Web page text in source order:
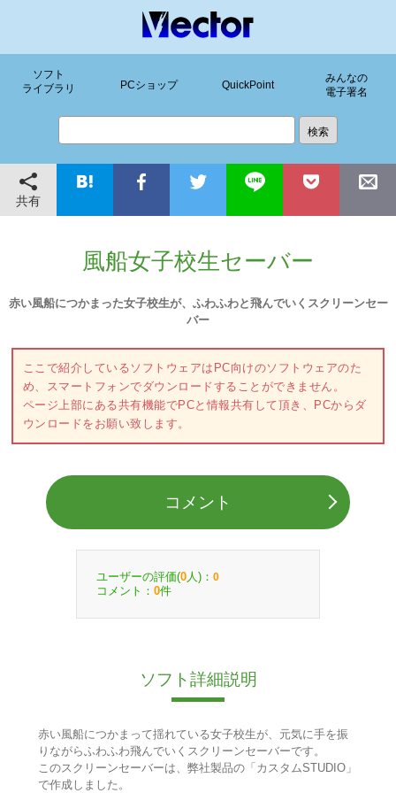
ソフト
ライブラリ
PCショップ QuickPoint
みんなの
電子署名
共有
風船女子校生セーバー
赤い風船につかまった女子校生が、ふわふわと飛んでいくスクリーンセー
バー
ここで紹介しているソフトウェアはPC向けのソフトウェアのた
め、スマートフォンでダウンロードすることができません。
ページ上部にある共有機能でPCと情報共有して頂き、PCからダ
ウンロードをお願い致します。
コメント
ユーザーの評価(0 人)： 0
コメント： 0件
ソフト詳細説明
赤い風船につかまって揺れている女子校生が、元気に手を振
りながらふわふわ飛んでいくスクリーンセーバーです。
このスクリーンセーバーは、弊社製品の「カスタムSTUDIO」
で作成しました。